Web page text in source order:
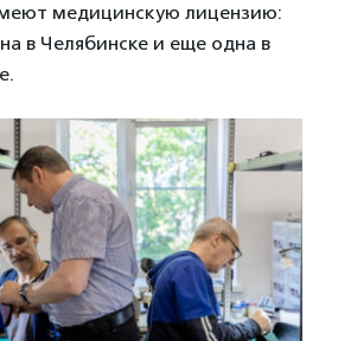
медицинскую лицензию:
в Челябинске и еще одна в